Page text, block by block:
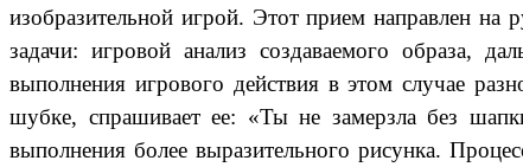
изобразительной игрой. Этот прием направлен на
задачи: игровой анализ создаваемого образа,
выполнения игрового действия в этом случае
шубке, спрашивает ее: «Ты не замерзла без
выполнения более выразительного рисунка.